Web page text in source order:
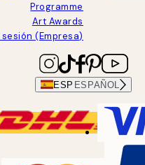
Programme
Art Awards
(Empresa)
ESP ESPAÑOL